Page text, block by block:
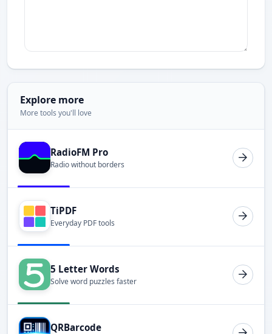
Explore more
More tools you'll love
RadioFM Pro
Radio without borders
TiPDF
Everyday PDF tools
5 Letter Words
Solve word puzzles faster
QRBarcode